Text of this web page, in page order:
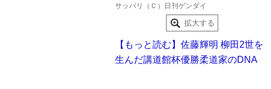
サッパリ（Ｃ）日刊ゲンダイ
拡大する
【もっと読む】佐藤輝明 柳田2世を
生んだ講道館杯優勝柔道家のDNA